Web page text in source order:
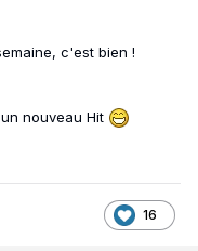
c'est bien !
nouveau Hit
16